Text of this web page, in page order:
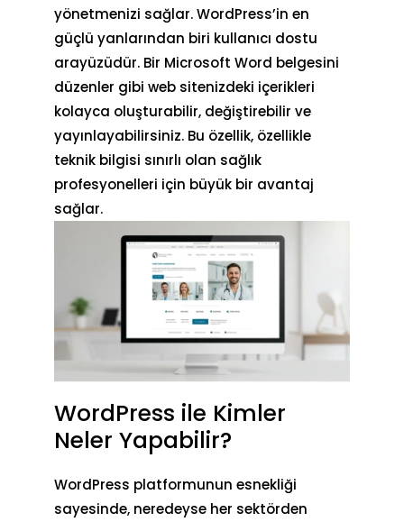
yönetmenizi sağlar. WordPress’in en
güçlü yanlarından biri kullanıcı dostu
arayüzüdür. Bir Microsoft Word belgesini
düzenler gibi web sitenizdeki içerikleri
kolayca oluşturabilir, değiştirebilir ve
yayınlayabilirsiniz. Bu özellik, özellikle
teknik bilgisi sınırlı olan sağlık
profesyonelleri için büyük bir avantaj
sağlar.
WordPress ile Kimler
Neler Yapabilir?
WordPress platformunun esnekliği
sayesinde, neredeyse her sektörden